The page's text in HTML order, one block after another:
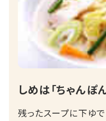
しめは「ちゃんぽ
残ったスープに下ゆ